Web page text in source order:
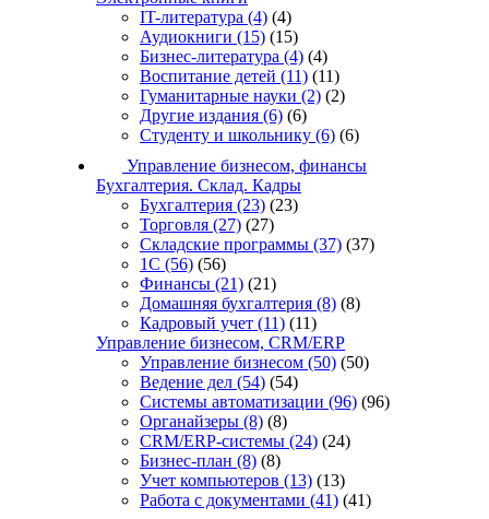
IT-литература (4) (4)
Аудиокниги (15) (15)
Бизнес-литература (4) (4)
Воспитание детей (11) (11)
Гуманитарные науки (2) (2)
Другие издания (6) (6)
Студенту и школьнику (6) (6)
Управление бизнесом, финансы
Бухгалтерия. Склад. Кадры
Бухгалтерия (23) (23)
Торговля (27) (27)
Складские программы (37) (37)
1С (56) (56)
Финансы (21) (21)
Домашняя бухгалтерия (8) (8)
Кадровый учет (11) (11)
Управление бизнесом, CRM/ERP
Управление бизнесом (50) (50)
Ведение дел (54) (54)
Системы автоматизации (96) (96)
Органайзеры (8) (8)
CRM/ERP-системы (24) (24)
Бизнес-план (8) (8)
Учет компьютеров (13) (13)
Работа с документами (41) (41)